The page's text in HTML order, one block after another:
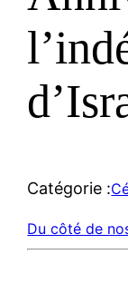
Catégorie :
Du côté de